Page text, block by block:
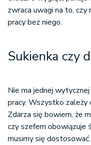
zwraca uwagi na to, czy
pracy bez niego.
Sukienka czy
Nie ma jednej
pracy. Wszystko zależy
Zdarza się bowiem, że
czy szefem obowiązuje
musimy się